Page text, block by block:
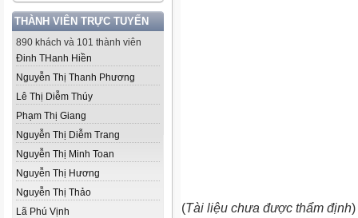
THÀNH VIÊN TRỰC TUYẾN
890 khách và 101 thành viên
Đinh THanh Hiền
Nguyễn Thị Thanh Phương
Lê Thị Diễm Thúy
Phạm Thị Giang
Nguyễn Thị Diễm Trang
Nguyễn Thị Minh Toan
Nguyễn Thị Hương
Nguyễn Thị Thảo
Lã Phú Vịnh
(Tài liệu chưa được thẩm định)